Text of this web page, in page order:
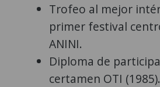
Trofeo al mejor
primer festival
ANINI.
Diploma de
certamen OTI (1985).